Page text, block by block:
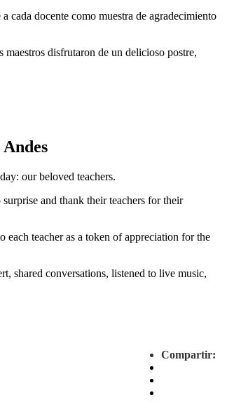
cada docente como muestra de agradecimiento
disfrutaron de un delicioso postre,
our beloved teachers.
and thank their teachers for their
teacher as a token of appreciation for the
shared conversations, listened to live music,
Compartir: